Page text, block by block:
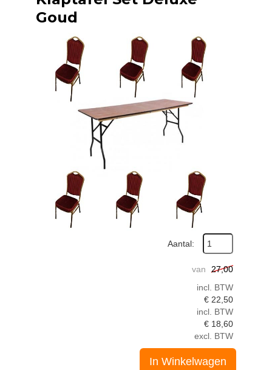
Goud
Aantal:
27,00
van
incl. BTW
€ 22,50
incl. BTW
€ 18,60
excl. BTW
In Winkelwagen